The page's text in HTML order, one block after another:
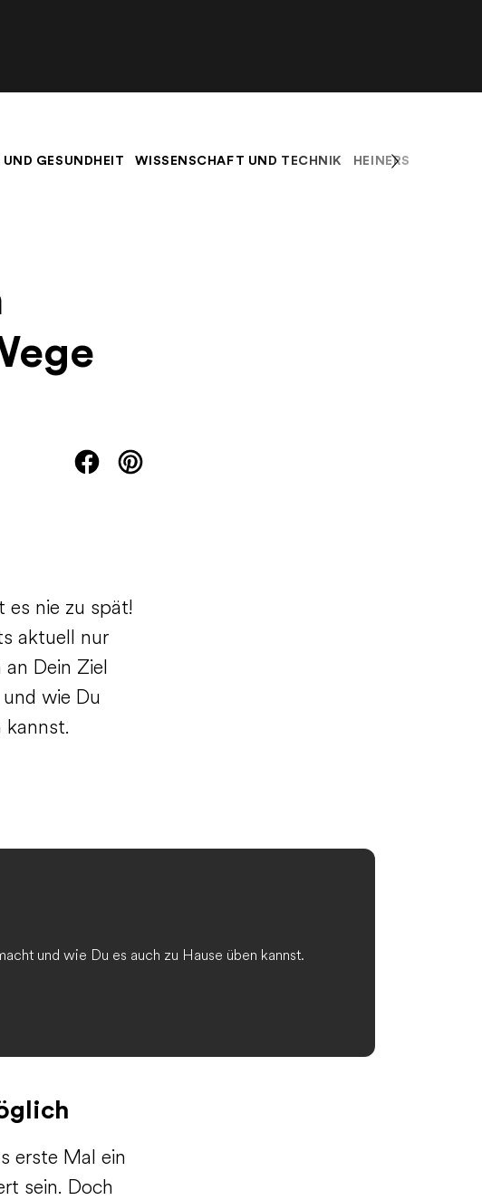
UND GESUNDHEIT WISSENSCHAFT UND TECHNIK HEINERS BLOG
es nie zu spät!
aktuell nur
Dein Ziel
wie Du
kannst.
und wie Du es auch zu Hause üben kannst.
erste Mal ein
sein. Doch